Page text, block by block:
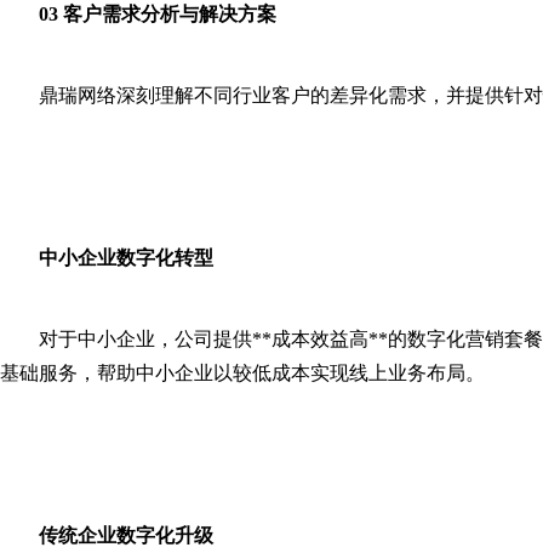
03 客户需求分析与解决方案
鼎瑞网络深刻理解不同行业客户的差异化需求，并提供针
中小企业数字化转型
对于中小企业，公司提供**成本效益高**的数字化营销套
基础服务，帮助中小企业以较低成本实现线上业务布局。
传统企业数字化升级